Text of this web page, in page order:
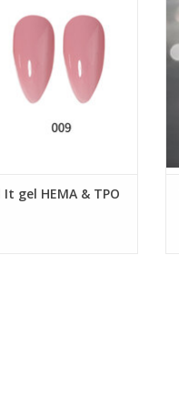
Polyacryl en Gel
Gellak
Flakes
glitters
zijn incl. BTW
gel HEMA & TPO